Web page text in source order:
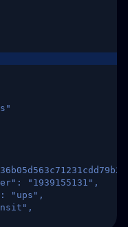
"1939155131",
"ups",